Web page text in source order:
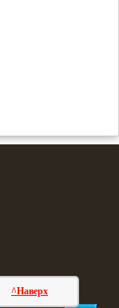
^Наверх